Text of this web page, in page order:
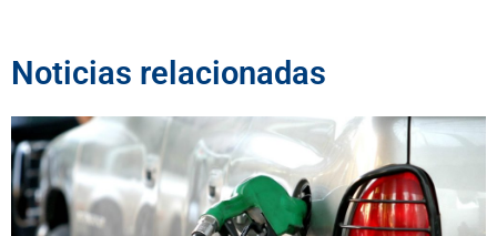
Noticias relacionadas